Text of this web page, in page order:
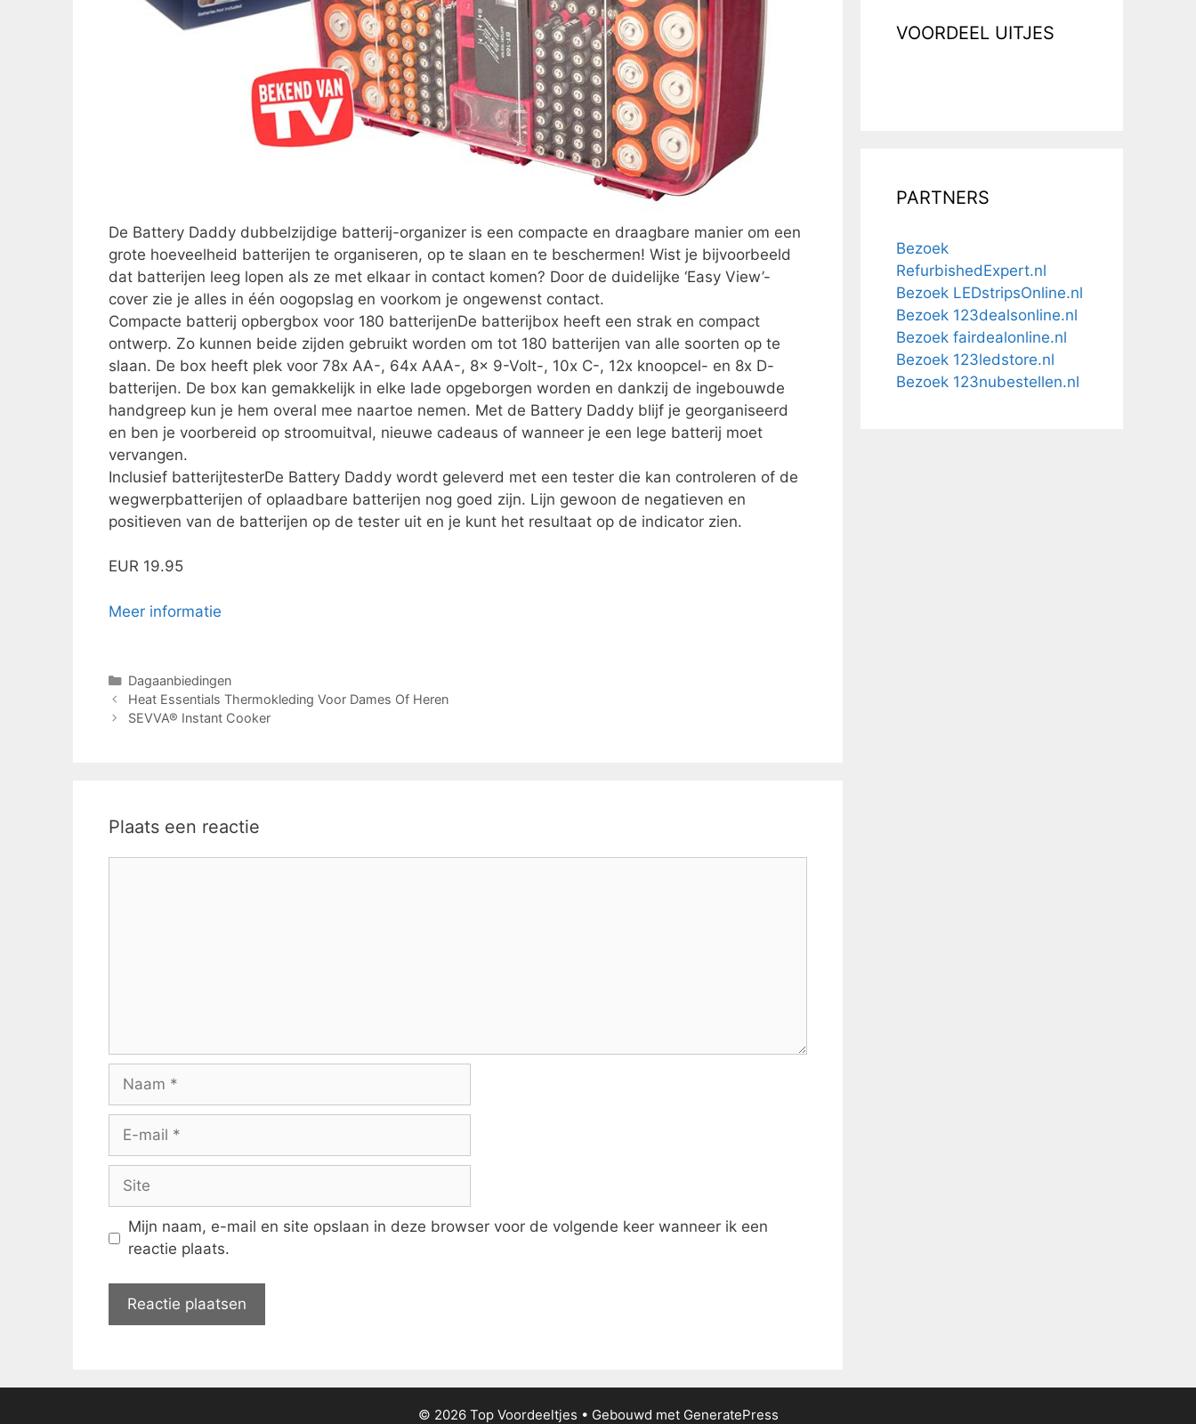
De Battery Daddy dubbelzijdige batterij-organizer is een compacte en draagbare manier om een
grote hoeveelheid batterijen te organiseren, op te slaan en te beschermen! Wist je bijvoorbeeld
dat batterijen leeg lopen als ze met elkaar in contact komen? Door de duidelijke ‘Easy View’-
cover zie je alles in één oogopslag en voorkom je ongewenst contact.
Compacte batterij opbergbox voor 180 batterijenDe batterijbox heeft een strak en compact
ontwerp. Zo kunnen beide zijden gebruikt worden om tot 180 batterijen van alle soorten op te
slaan. De box heeft plek voor 78x AA-, 64x AAA-, 8x 9-Volt-, 10x C-, 12x knoopcel- en 8x D-
batterijen. De box kan gemakkelijk in elke lade opgeborgen worden en dankzij de ingebouwde
handgreep kun je hem overal mee naartoe nemen. Met de Battery Daddy blijf je georganiseerd
en ben je voorbereid op stroomuitval, nieuwe cadeaus of wanneer je een lege batterij moet
vervangen.
Inclusief batterijtesterDe Battery Daddy wordt geleverd met een tester die kan controleren of de
wegwerpbatterijen of oplaadbare batterijen nog goed zijn. Lijn gewoon de negatieven en
positieven van de batterijen op de tester uit en je kunt het resultaat op de indicator zien.
EUR 19.95
Meer informatie
Categorieën
Dagaanbiedingen
Heat Essentials Thermokleding Voor Dames Of Heren
SEVVA® Instant Cooker
Plaats een reactie
Naam
Site
Mijn naam, e-mail en site opslaan in deze browser voor de volgende keer wanneer ik een
reactie plaats.
VOORDEEL UITJES
PARTNERS
Bezoek
RefurbishedExpert.nl
Bezoek LEDstripsOnline.nl
Bezoek 123dealsonline.nl
Bezoek fairdealonline.nl
Bezoek 123ledstore.nl
Bezoek 123nubestellen.nl
© 2026 Top Voordeeltjes • Gebouwd met GeneratePress